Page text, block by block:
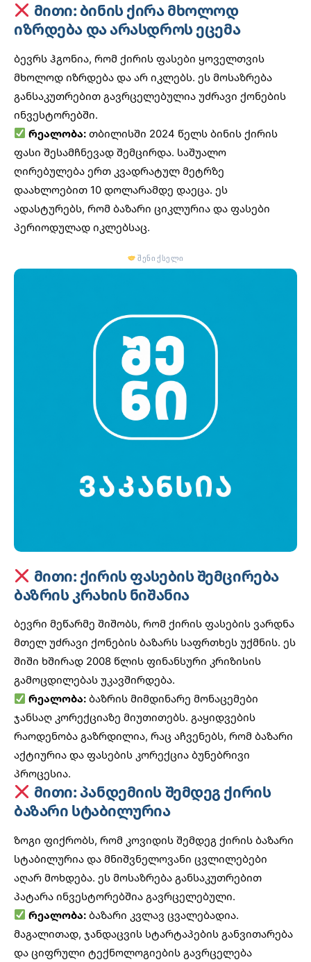
მითი: ბინის ქირა მხოლოდ
იზრდება და არასდროს ეცემა
ბევრს ჰგონია, რომ ქირის ფასები ყოველთვის
მხოლოდ იზრდება და არ იკლებს. ეს მოსაზრება
განსაკუთრებით გავრცელებულია უძრავი ქონების
ინვესტორებში.
რეალობა: თბილისში 2024 წელს ბინის ქირის
ფასი შესამჩნევად შემცირდა. საშუალო
ღირებულება ერთ კვადრატულ მეტრზე
დაახლოებით 10 დოლარამდე დაეცა. ეს
ადასტურებს, რომ ბაზარი ციკლურია და ფასები
პერიოდულად იკლებსაც.
შენი ქსელი
მითი: ქირის ფასების შემცირება
ბაზრის კრახის ნიშანია
ბევრი მეწარმე შიშობს, რომ ქირის ფასების ვარდნა
მთელ უძრავი ქონების ბაზარს საფრთხეს უქმნის. ეს
შიში ხშირად 2008 წლის ფინანსური კრიზისის
გამოცდილებას უკავშირდება.
რეალობა: ბაზრის მიმდინარე მონაცემები
ჯანსაღ კორექციაზე მიუთითებს. გაყიდვების
რაოდენობა გაზრდილია, რაც აჩვენებს, რომ ბაზარი
აქტიურია და ფასების კორექცია ბუნებრივი
პროცესია.
მითი: პანდემიის შემდეგ ქირის
ბაზარი სტაბილურია
ზოგი ფიქრობს, რომ კოვიდის შემდეგ ქირის ბაზარი
სტაბილურია და მნიშვნელოვანი ცვლილებები
აღარ მოხდება. ეს მოსაზრება განსაკუთრებით
პატარა ინვესტორებშია გავრცელებული.
რეალობა: ბაზარი კვლავ ცვალებადია.
მაგალითად, ჯანდაცვის სტარტაპების განვითარება
და ციფრული ტექნოლოგიების გავრცელება